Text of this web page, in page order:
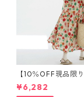
【10％OFF現品限
ースリーブワンピ
8
¥6,282